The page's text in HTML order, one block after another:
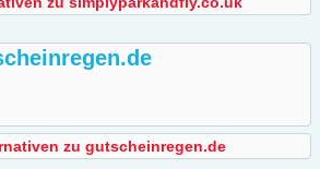
zu gutscheinregen.de